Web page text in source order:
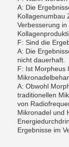
A: Die
Kollagenumbau
Verbesserung
F: Sind die
A: Die
nicht dauerhaft.
F: Ist Morpheus
A: Obwohl
traditionellen
von
Mikronadel und
Ergebnisse im